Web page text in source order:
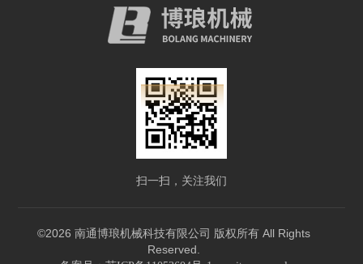
扫一扫，关注我们
©2026 南通博琅机械科技有限公司 版权所有 All Rights
Reserved.